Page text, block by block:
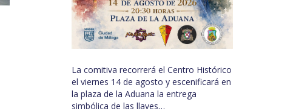
La comitiva recorrerá el Centro Histórico
el viernes 14 de agosto y escenificará en
la plaza de la Aduana la entrega
simbólica de las llaves…